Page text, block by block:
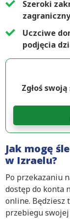
Szeroki
Uczciwe
podjęcia
Zgłoś
Jak mogę
w Izraelu?
Po przekazaniu
dostęp do konta
online. Będziesz
przebiegu swojej